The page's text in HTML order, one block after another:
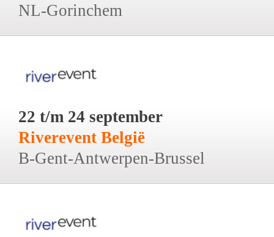
NL-Gorinchem
22 t/m 24 september
Riverevent België
B-Gent-Antwerpen-Brussel